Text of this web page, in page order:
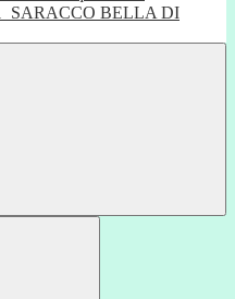
SARACCO BELLA DI